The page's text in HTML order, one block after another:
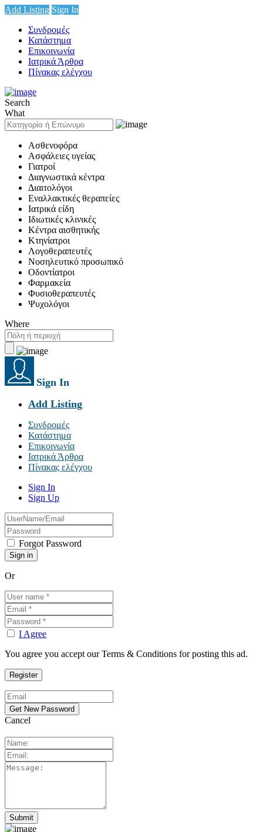
Add Listing Sign In
Συνδρομές
Κατάστημα
Επικοινωνία
Ιατρικά Άρθρα
Πίνακας ελέγχου
Search
What
Ασθενοφόρα
Ασφάλειες υγείας
Γιατροί
Διαγνωστικά κέντρα
Διαιτολόγοι
Εναλλακτικές θεραπείες
Ιατρικά είδη
Ιδιωτικές κλινικές
Κέντρα αισθητικής
Κτηνίατροι
Λογοθεραπευτές
Νοσηλευτικό προσωπικό
Οδοντίατροι
Φαρμακεία
Φυσιοθεραπευτές
Ψυχολόγοι
Where
Sign In
Add Listing
Συνδρομές
Κατάστημα
Επικοινωνία
Ιατρικά Άρθρα
Πίνακας ελέγχου
Sign In
Sign Up
Forgot Password
Or
I Agree
You agree you accept our Terms & Conditions for posting this ad.
Cancel